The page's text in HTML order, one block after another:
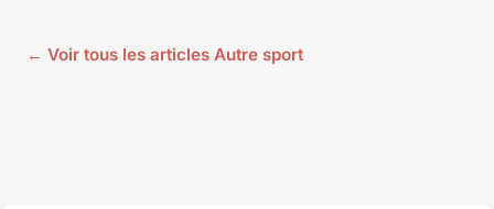
← Voir tous les articles Autre sport